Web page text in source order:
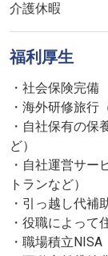
介護休暇
福利厚生
・社会保険完備
・海外研修旅行
・自社保有の保
ど）
・自社運営サー
トランなど）
・引っ越し代補
・役職によって
・職場積立NISA